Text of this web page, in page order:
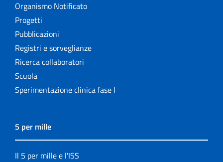
Organismo Notificato
Progetti
Pubblicazioni
Registri e sorveglianze
Ricerca collaboratori
Scuola
Sperimentazione clinica fase I
5 per mille
Il 5 per mille e l'ISS